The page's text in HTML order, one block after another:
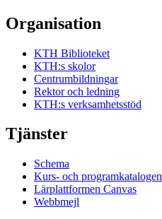
Organisation
KTH Biblioteket
KTH:s skolor
Centrumbildningar
Rektor och ledning
KTH:s verksamhetsstöd
Tjänster
Schema
Kurs- och programkatalogen
Lärplattformen Canvas
Webbmejl